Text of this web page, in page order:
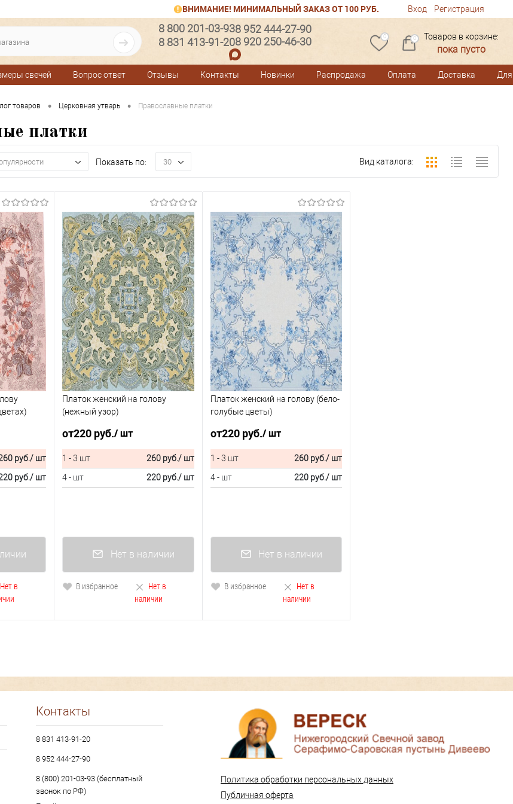
ВНИМАНИЕ! МИНИМАЛЬНЫЙ ЗАКАЗ ОТ 100 РУБ. Вход Регистрация
8 800 201-03-93
8 831 413-91-20
8 952 444-27-90
8 920 250-46-30
0 0 Товаров в корзине:
пока пусто
свечей Вопрос ответ Отзывы Контакты Новинки Распродажа Оплата Доставка
товаров • Церковная утварь • Православные платки
платки
Показать по: 30 Вид каталога:
руб./ шт
руб./ шт
Нет в
Платок женский на голову
(нежный узор)
от220 руб./ шт
1 - 3 шт 260 руб./ шт
4 - шт
220 руб./ шт
Нет в наличии
В избранное
Нет в
наличии
Платок женский на голову (бело-
голубые цветы)
от220 руб./ шт
1 - 3 шт 260 руб./ шт
4 - шт
220 руб./ шт
Нет в наличии
В избранное
Нет в
наличии
Контакты
8 831 413-91-20
8 952 444-27-90
8 (800) 201-03-93 (бесплатный
звонок по РФ)
Политика обработки персональных данных
Публичная оферта